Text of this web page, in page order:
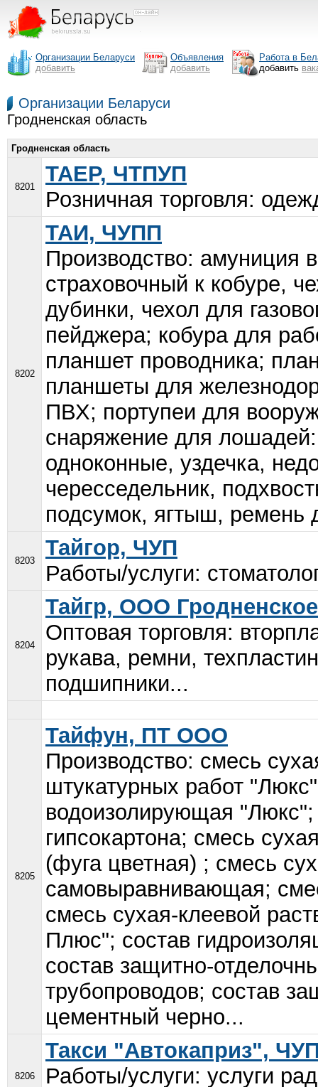
Организации Беларуси
добавить
Объявления
добавить
Работа в
добавить
Организации Беларуси
Гродненская область
Гродненская область
8201
ТАЕР, ЧТПУП
Розничная торговля:
8202
ТАИ, ЧУПП
Производство: амуниция
страховочный к кобуре,
дубинки, чехол для
пейджера; кобура для
планшет проводника;
планшеты для
ПВХ; портупеи для
снаряжение для
одноконные, уздечка,
чересседельник,
подсумок, ягтыш, ремень
8203
Тайгор, ЧУП
Работы/услуги:
8204
Тайгр, ООО
Оптовая торговля:
рукава, ремни,
подшипники...
8205
Тайфун, ПТ ООО
Производство: смесь
штукатурных работ
водоизолирующая
гипсокартона; смесь
(фуга цветная) ; смесь
самовыравнивающая;
смесь сухая-клеевой
Плюс"; состав
состав защитно-
трубопроводов; состав
цементный черно...
8206
Такси "Автокаприз",
Работы/услуги: услуги